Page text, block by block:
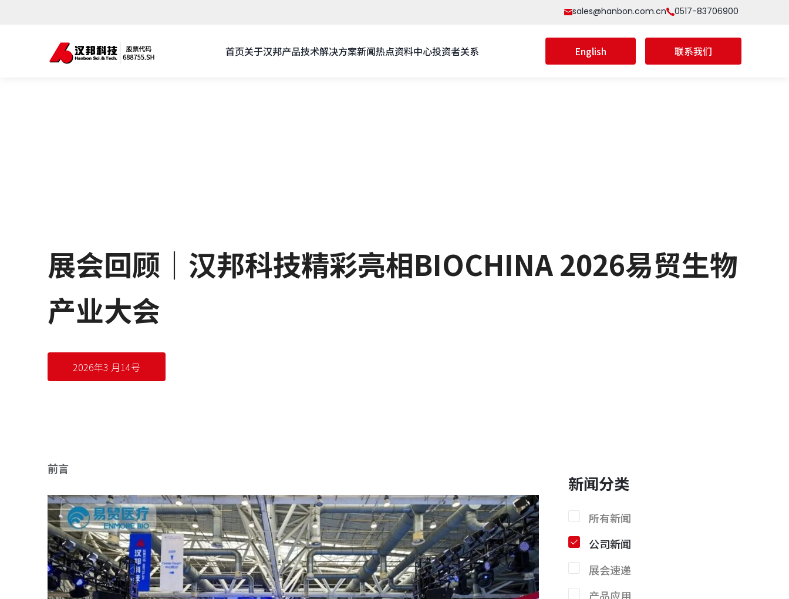
sales@hanbon.com.cn 0517-83706900
首页关于汉邦产品技术解决方案新闻热点资料中心投资者关系 English 联系我们
展会回顾｜汉邦科技精彩亮相BIOCHINA 2026易贸生物
产业大会
2026年3 月14号
前言
新闻分类
所有新闻
公司新闻
展会速递
产品应用